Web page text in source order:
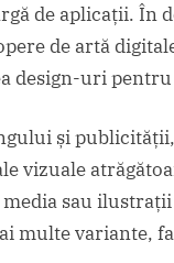
de aplicații. În
de artă
design-uri
și publicității,
vizuale
sau
multe variante,